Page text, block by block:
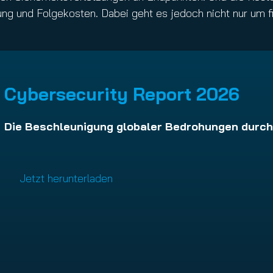
und Folgekosten. Dabei geht es jedoch nicht nur um
Cybersecurity Report 2026
Die Beschleunigung globaler Bedrohungen
Jetzt herunterladen